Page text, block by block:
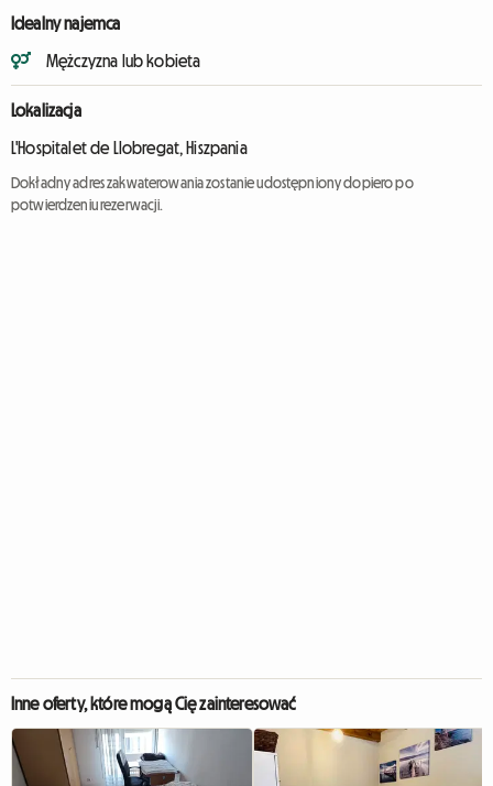
Idealny najemca
Mężczyzna lub kobieta
Lokalizacja
L'Hospitalet de Llobregat, Hiszpania
Dokładny adres zakwaterowania zostanie udostępniony dopiero po
potwierdzeniu rezerwacji.
Inne oferty, które mogą Cię zainteresować